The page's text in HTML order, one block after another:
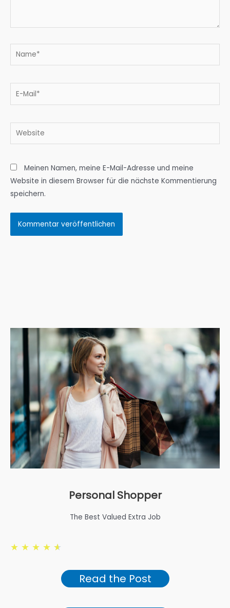
Name*
E-
Website
Meinen Namen, meine E-Mail-Adresse und meine
Website in diesem Browser für die nächste Kommentierung
speichern.
Personal Shopper
The Best Valued Extra Job
★ ★ ★ ★ ★
Read the Post